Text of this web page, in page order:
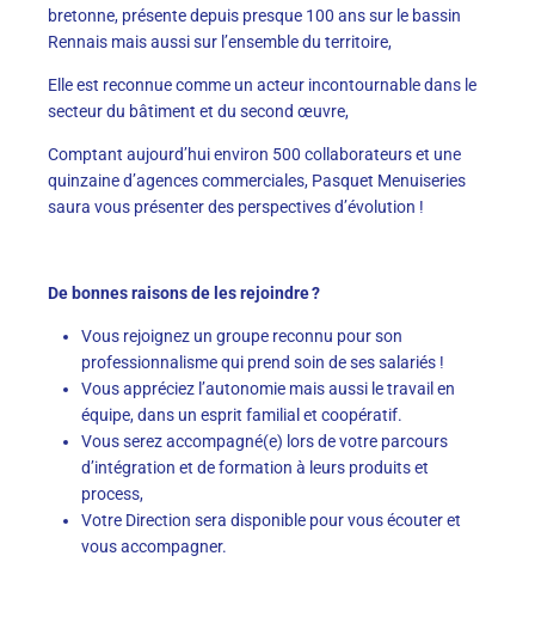
bretonne, présente depuis presque 100 ans sur le bassin
Rennais mais aussi sur l’ensemble du territoire,
Elle est reconnue comme un acteur incontournable dans le
secteur du bâtiment et du second œuvre,
Comptant aujourd’hui environ 500 collaborateurs et une
quinzaine d’agences commerciales, Pasquet Menuiseries
saura vous présenter des perspectives d’évolution !
De bonnes raisons de les rejoindre?
Vous rejoignez un groupe reconnu pour son
professionnalisme qui prend soin de ses salariés !
Vous appréciez l’autonomie mais aussi le travail en
équipe, dans un esprit familial et coopératif.
Vous serez accompagné(e) lors de votre parcours
d’intégration et de formation à leurs produits et
process,
Votre Direction sera disponible pour vous écouter et
vous accompagner.